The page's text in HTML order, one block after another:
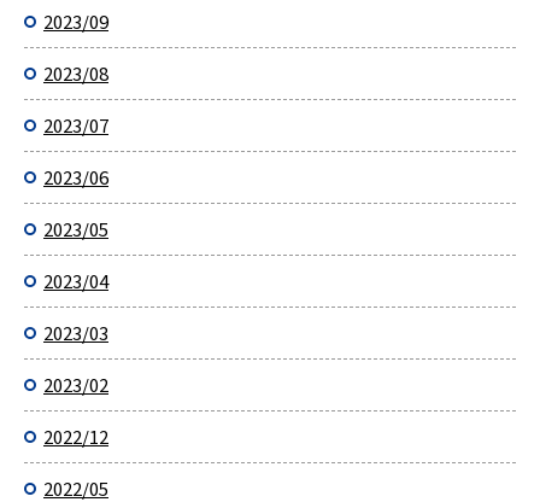
2023/09
2023/08
2023/07
2023/06
2023/05
2023/04
2023/03
2023/02
2022/12
2022/05